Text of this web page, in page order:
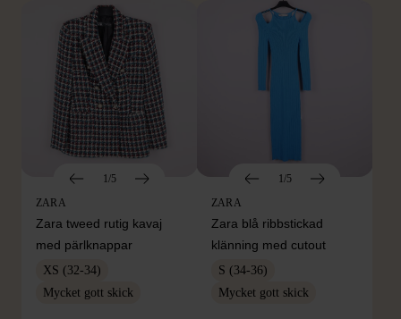
1/5
ZARA
Zara tweed rutig kavaj
med pärlknappar
XS (32-34)
Mycket gott skick
1/5
ZARA
Zara blå ribbstickad
klänning med cutout
S (34-36)
Mycket gott skick